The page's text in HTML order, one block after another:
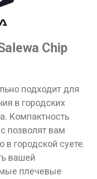
Chip
подходит для
в городских
Компактность
позволят вам
в городской суете.
вашей
плечевые
18 лет?